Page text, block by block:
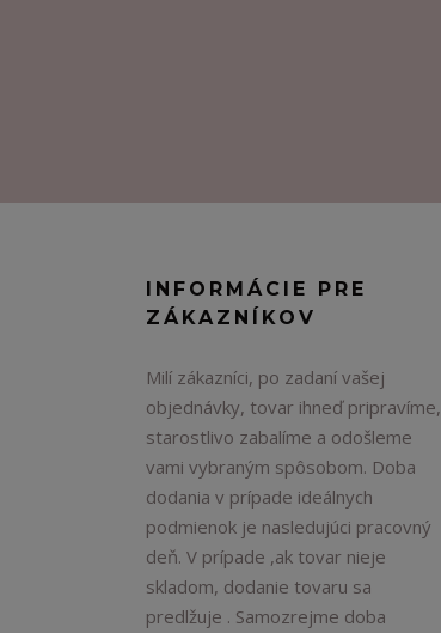
INFORMÁCIE PRE
ZÁKAZNÍKOV
Milí zákazníci, po zadaní vašej
objednávky, tovar ihneď pripravíme,
starostlivo zabalíme a odošleme
vami vybraným spôsobom. Doba
dodania v prípade ideálnych
podmienok je nasledujúci pracovný
deň. V prípade ,ak tovar nieje
skladom, dodanie tovaru sa
predlžuje . Samozrejme doba